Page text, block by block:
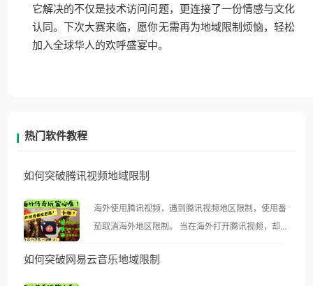
它解决的不仅是技术访问问题，更连接了一份情感与文化
认同。下次大赛来临，愿你无需再为地域限制烦恼，轻松
加入全球华人的欢呼盛宴中。
热门软件教程
如何突破腾讯视频地域限制
海外使用腾讯视频，遇到腾讯视频地区限制，使用番
茄取消海外地区限制。 当在海外打开腾讯视频，却突
示语。 海外用户如香港、澳门、台湾、美国、加拿
如何突破网易云音乐地域限制